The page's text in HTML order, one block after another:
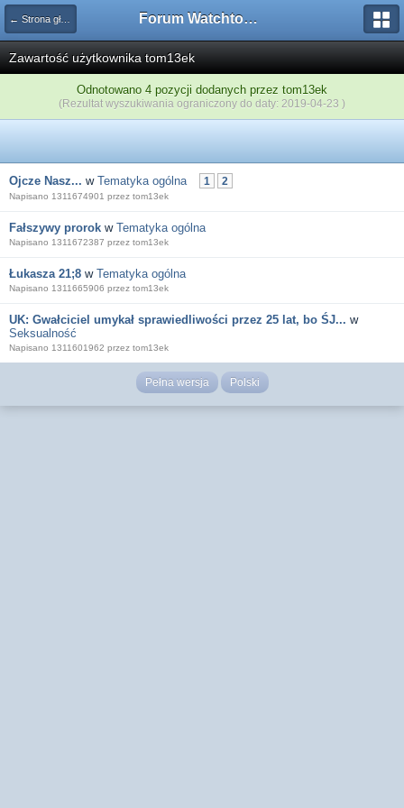
← Strona główna Forum Watchtower
Zawartość użytkownika tom13ek
Odnotowano 4 pozycji dodanych przez tom13ek
(Rezultat wyszukiwania ograniczony do daty: 2019-04-23 )
Ojcze Nasz... w Tematyka ogólna 1 2
Napisano 1311674901 przez tom13ek
Fałszywy prorok w Tematyka ogólna
Napisano 1311672387 przez tom13ek
Łukasza 21;8 w Tematyka ogólna
Napisano 1311665906 przez tom13ek
UK: Gwałciciel umykał sprawiedliwości przez 25 lat, bo ŚJ... w
Seksualność
Napisano 1311601962 przez tom13ek
Pełna wersja Polski